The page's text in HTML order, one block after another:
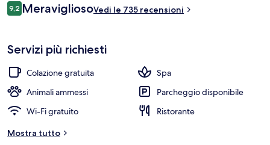
66 €
Recensioni
9,29,2 su 10
MeravigliosoVedi le 735 recensioni
Servizi più richiesti
Colazione gratuita
Spa
Animali ammessi
Parcheggio disponibile
Wi-Fi gratuito
Ristorante
Mostra tutto